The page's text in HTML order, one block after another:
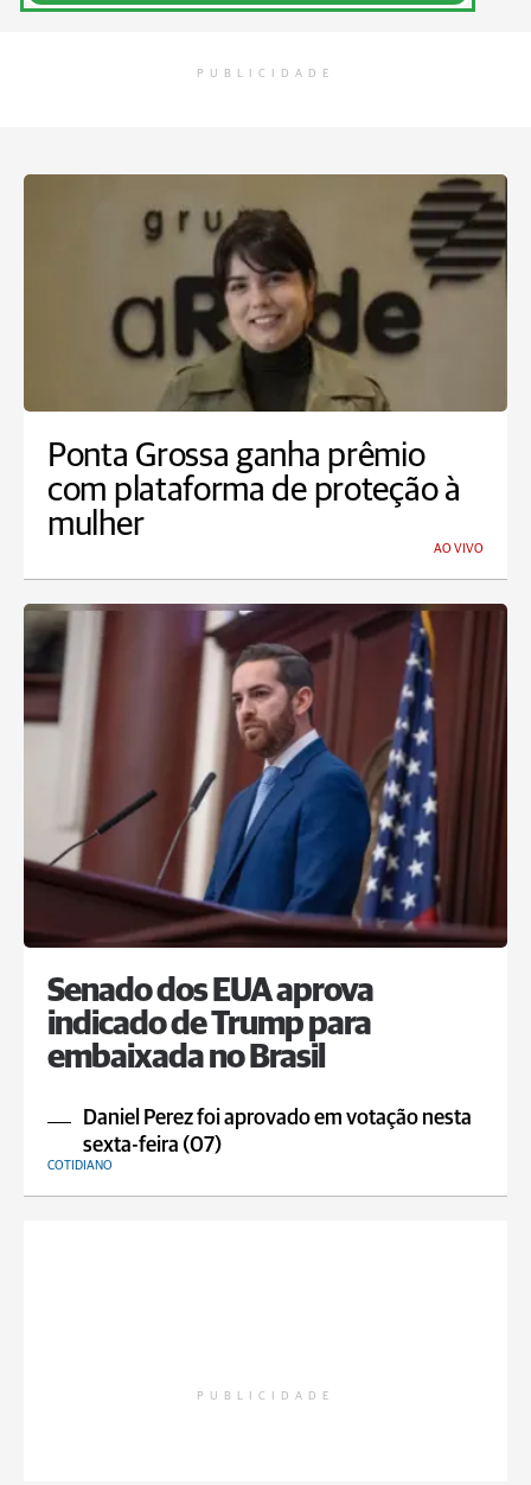
PUBLICIDADE
Ponta Grossa ganha prêmio
com plataforma de proteção à
mulher
AO VIVO
Senado dos EUA aprova
indicado de Trump para
embaixada no Brasil
Daniel Perez foi aprovado em votação nesta
sexta-feira (07)
COTIDIANO
PUBLICIDADE